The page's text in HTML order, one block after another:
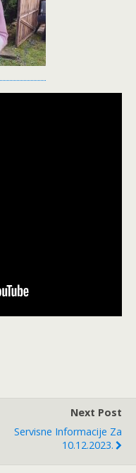
Next Post
Servisne Informacije Za
10.12.2023.